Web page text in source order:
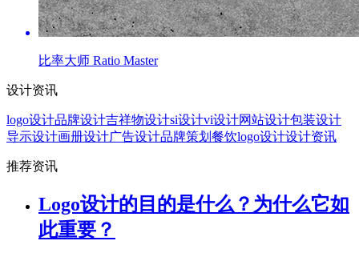
比率大师 Ratio Master
设计资讯
logo设计品牌设计吉祥物设计si设计vi设计网站设计包装设计
导示设计画册设计广告设计品牌策划 餐饮logo设计设计资讯
推荐资讯
Logo设计的目的是什么？为什么它如
此重要？